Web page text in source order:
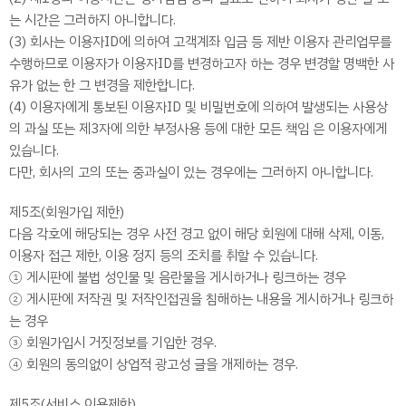
는 시간은 그러하지 아니합니다.
(3) 회사는 이용자ID에 의하여 고객계좌 입금 등 제반 이용자 관리업무를
수행하므로 이용자가 이용자ID를 변경하고자 하는 경우 변경할 명백한 사
유가 없는 한 그 변경을 제한합니다.
(4) 이용자에게 통보된 이용자ID 및 비밀번호에 의하여 발생되는 사용상
의 과실 또는 제3자에 의한 부정사용 등에 대한 모든 책임 은 이용자에게
있습니다.
다만, 회사의 고의 또는 중과실이 있는 경우에는 그러하지 아니합니다.
제5조(회원가입 제한)
다음 각호에 해당되는 경우 사전 경고 없이 해당 회원에 대해 삭제, 이동,
이용자 접근 제한, 이용 정지 등의 조치를 취할 수 있습니다.
① 게시판에 불법 성인물 및 음란물을 게시하거나 링크하는 경우
② 게시판에 저작권 및 저작인접권을 침해하는 내용을 게시하거나 링크하
는 경우
③ 회원가입시 거짓정보를 기입한 경우.
④ 회원의 동의없이 상업적 광고성 글을 개제하는 경우.